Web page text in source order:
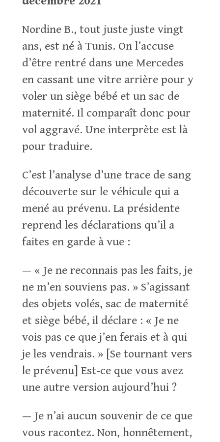
Nordine B., tout juste juste vingt
ans, est né à Tunis. On l’accuse
d’être rentré dans une Mercedes
en cassant une vitre arrière pour y
voler un siège bébé et un sac de
maternité. Il comparaît donc pour
vol aggravé. Une interprète est là
pour traduire.
C’est l’analyse d’une trace de sang
découverte sur le véhicule qui a
mené au prévenu. La présidente
reprend les déclarations qu’il a
faites en garde à vue :
— « Je ne reconnais pas les faits, je
ne m’en souviens pas. » S’agissant
des objets volés, sac de maternité
et siège bébé, il déclare : « Je ne
vois pas ce que j’en ferais et à qui
je les vendrais. » [Se tournant vers
le prévenu] Est-ce que vous avez
une autre version aujourd’hui ?
— Je n’ai aucun souvenir de ce que
vous racontez. Non, honnêtement,